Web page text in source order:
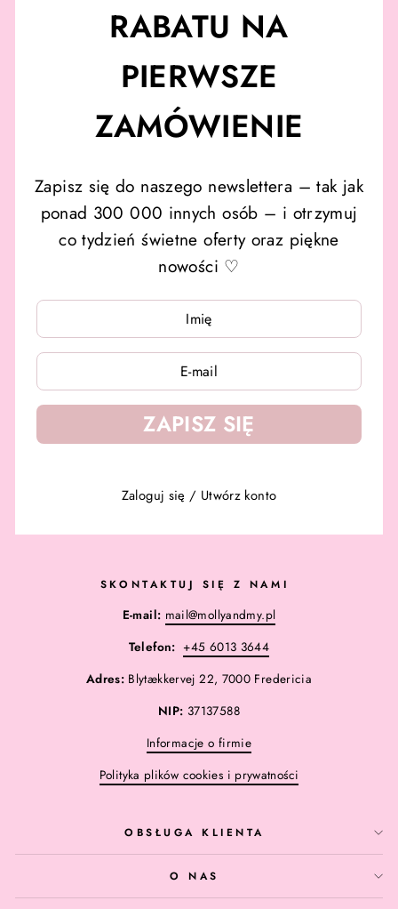
RABATU NA
PIERWSZE
ZAMÓWIENIE
Zapisz się do naszego newslettera – tak jak
ponad 300 000 innych osób – i otrzymuj
co tydzień świetne oferty oraz piękne
nowości ♡
WPISZ
SWÓJ
E-
WPISZ
SWÓJ
E-
ZAPISZ SIĘ
Zaloguj się / Utwórz konto
SKONTAKTUJ SIĘ Z NAMI
E-mail: mail@mollyandmy.pl
Telefon: +45 6013 3644
Adres: Blytækkervej 22, 7000 Fredericia
NIP: 37137588
Informacje o firmie
Polityka plików cookies i prywatności
OBSŁUGA KLIENTA
O NAS